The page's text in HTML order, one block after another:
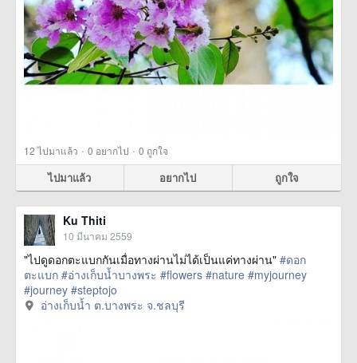
12ไปมาแล้ว · 0 อยากไป · 0 ถูกใจ
ไปมาแล้ว อยากไป ถูกใจ
Ku Thiti
10 มีนาคม 2559
"ไปดูดอกตะแบกกันเมื่อทางผ่านไม่ได้เป็นแค่ทางผ่าน" #ดอก
ตะแบก #อ่างเก็บน้ำบางพระ #flowers #nature #myjourney
#journey #steptojo
href=https://m.thetrippacker.com/th/image/อ่างเก็บน้ำตบาง
อ่างเก็บน้ำ ต.บางพระ จ.ชลบุรี